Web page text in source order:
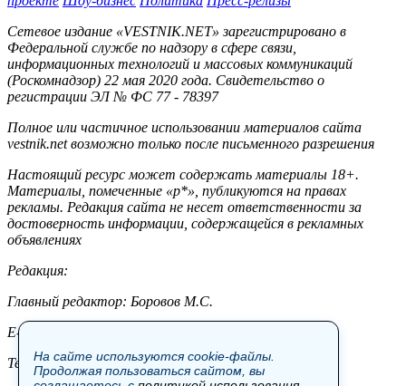
Сетевое издание «VESTNIK.NET» зарегистрировано в
Федеральной службе по надзору в сфере связи,
информационных технологий и массовых коммуникаций
(Роскомнадзор) 22 мая 2020 года. Свидетельство о
регистрации ЭЛ № ФС 77 - 78397
Полное или частичное использовании материалов сайта
vestnik.net возможно только после письменного разрешения
Настоящий ресурс может содержать материалы 18+.
Материалы, помеченные «р*», публикуются на правах
рекламы. Редакция сайта не несет ответственности за
достоверность информации, содержащейся в рекламных
объявлениях
Редакция:
Главный редактор: Боровов М.С.
E-mail: site@vestnik.net, reb.msk@yandex.ru
Тел.: +7 (921) 720-00-97
На сайте используются cookie-файлы.
Продолжая пользоваться сайтом, вы